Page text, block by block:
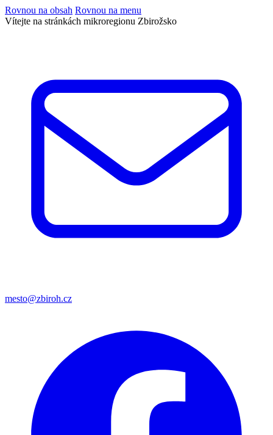
Rovnou na obsah Rovnou na menu
Vítejte na stránkách mikroregionu Zbirožsko
mesto@zbiroh.cz